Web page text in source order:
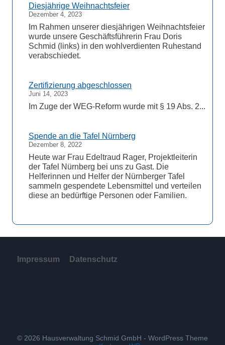
Diesjährige Weihnachtsfeier
Dezember 4, 2023
Im Rahmen unserer diesjährigen Weihnachtsfeier
wurde unsere Geschäftsführerin Frau Doris
Schmid (links) in den wohlverdienten Ruhestand
verabschiedet.
Zertifizierung abgeschlossen
Juni 14, 2023
Im Zuge der WEG-Reform wurde mit § 19 Abs. 2...
Spende an die Tafel Nürnberg
Dezember 8, 2022
Heute war Frau Edeltraud Rager, Projektleiterin
der Tafel Nürnberg bei uns zu Gast. Die
Helferinnen und Helfer der Nürnberger Tafel
sammeln gespendete Lebensmittel und verteilen
diese an bedürftige Personen oder Familien.
Impressum Datenschutz
© 2026 Hausverwaltung Schmid GmbH - WordPress Theme